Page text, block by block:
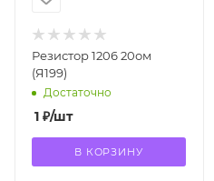
Резистор 1206 20ом
(Я199)
Достаточно
1 ₽/шт
В КОРЗИНУ